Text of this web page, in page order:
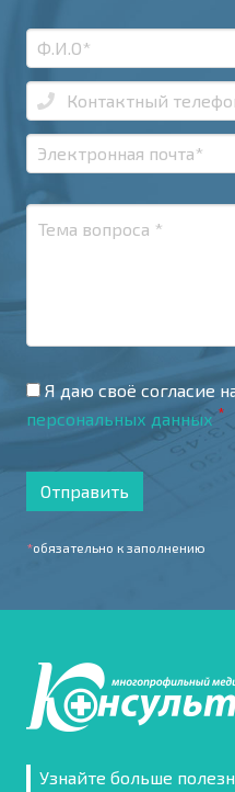
Я даю своё согласие
персональных данных *
Отправить
*обязательно к заполнению
Узнайте больше